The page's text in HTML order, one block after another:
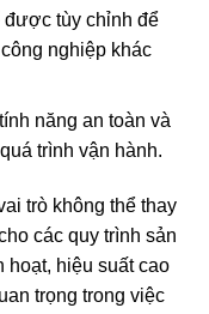
tùy chỉnh để
nghiệp khác
năng an toàn và
trình vận hành.
trò không thể thay
các quy trình sản
hoạt, hiệu suất cao
trọng trong việc